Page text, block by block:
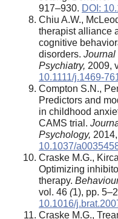
917–930. DOI:
Chiu A.W.,
therapist alliance
cognitive
disorders. Journal
Psychiatry, 2009,
10.1111/j.1469-
Compton S.N.,
Predictors and
in childhood
CAMS trial.
Psychology,
10.1037/
Craske M.G.,
Optimizing
therapy.
vol. 46 (1), pp.
10.1016/
Craske M.G.,